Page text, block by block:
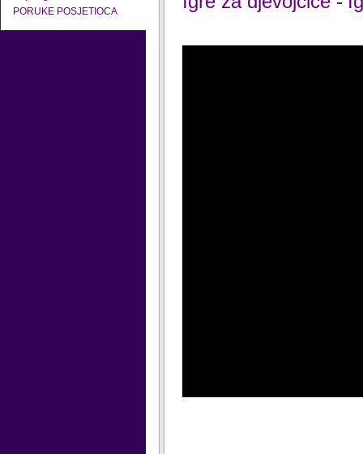
PORUKE POSJETIOCA